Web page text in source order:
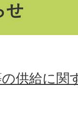
せ
供給に関